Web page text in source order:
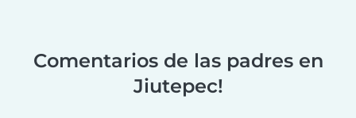
Comentarios de las padres en
Jiutepec!